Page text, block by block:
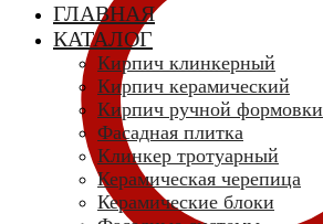
ГЛАВНАЯ
КАТАЛОГ
Кирпич клинкерный
Кирпич керамический
Кирпич ручной формовки
Фасадная плитка
Клинкер тротуарный
Керамическая черепица
Керамические блоки